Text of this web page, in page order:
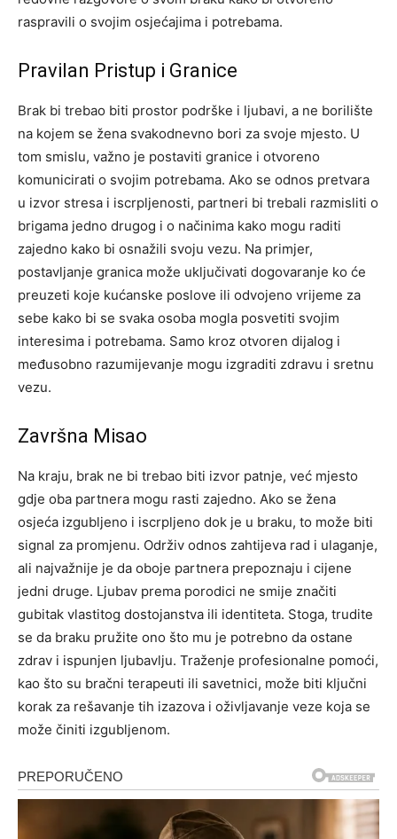
raspravili o svojim osjećajima i potrebama.
Pravilan Pristup i Granice
Brak bi trebao biti prostor podrške i ljubavi, a ne borilište
na kojem se žena svakodnevno bori za svoje mjesto. U
tom smislu, važno je postaviti granice i otvoreno
komunicirati o svojim potrebama. Ako se odnos pretvara
u izvor stresa i iscrpljenosti, partneri bi trebali razmisliti o
brigama jedno drugog i o načinima kako mogu raditi
zajedno kako bi osnažili svoju vezu. Na primjer,
postavljanje granica može uključivati dogovaranje ko će
preuzeti koje kućanske poslove ili odvojeno vrijeme za
sebe kako bi se svaka osoba mogla posvetiti svojim
interesima i potrebama. Samo kroz otvoren dijalog i
međusobno razumijevanje mogu izgraditi zdravu i sretnu
vezu.
Završna Misao
Na kraju, brak ne bi trebao biti izvor patnje, već mjesto
gdje oba partnera mogu rasti zajedno. Ako se žena
osjeća izgubljeno i iscrpljeno dok je u braku, to može biti
signal za promjenu. Održiv odnos zahtijeva rad i ulaganje,
ali najvažnije je da oboje partnera prepoznaju i cijene
jedni druge. Ljubav prema porodici ne smije značiti
gubitak vlastitog dostojanstva ili identiteta. Stoga, trudite
se da braku pružite ono što mu je potrebno da ostane
zdrav i ispunjen ljubavlju. Traženje profesionalne pomoći,
kao što su bračni terapeuti ili savetnici, može biti ključni
korak za rešavanje tih izazova i oživljavanje veze koja se
može činiti izgubljenom.